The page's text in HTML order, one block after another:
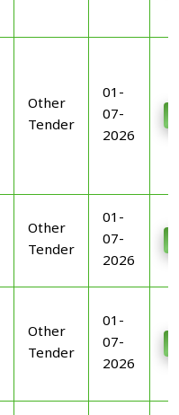
Other
Tender
01-
07-
2026
Other
Tender
01-
07-
2026
Other
Tender
01-
07-
2026